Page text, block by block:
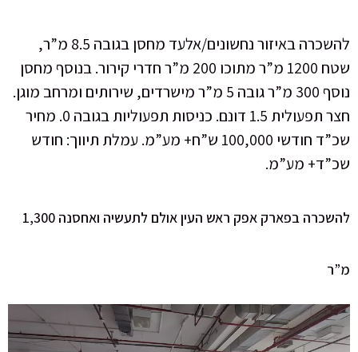
להשכרה באיזור נחשונים/אלעד מחסן בגובה 8.5 מ”ר,
שטח 1200 מ”ר מתוכו 200 מ”ר חדרי קירור. בנוסף מחסן
נוסף 300 מ”ר גובה 5 מ”ר מישרדים, שירותים ומרחב מוגן.
חצר תפעולית 1.5 דונם. כניסות תפעוליות בגובה 0. מחיר
שכ”ד חודשי 100,000 ש”ח+ מע”מ. עמלת תיווך: חודש
שכ”ד+ מע”מ.
להשכרה בפארק אפק ראש העין אולם לתעשיה ואחסנה 1,300
מ”ר